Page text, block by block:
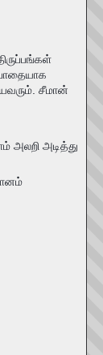
சீமான்
அலறி அடித்து